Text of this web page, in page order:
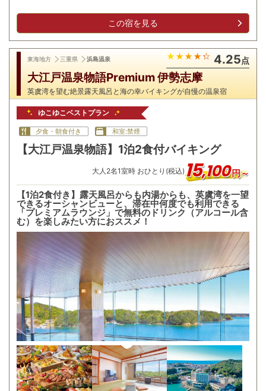
この宿を見る
東海地方 三重県 浜島温泉 4.25点
大江戸温泉物語Premium 伊勢志摩
英虞湾を望む絶景露天風呂と海の幸バイキングが自慢の温泉宿
ゆこゆこベストプラン
夕食・朝食付き 和室:禁煙
【大江戸温泉物語】1泊2食付バイキング
大人 2名1室時 おひとり(税込)15,100円～
【1泊2食付き】露天風呂からも内湯からも、英虞湾を一望
できるオーシャンビューと、滞在中何度でも利用できる
「プレミアムラウンジ」で無料のドリンク（アルコール含
む）を楽しみたい方におススメ！